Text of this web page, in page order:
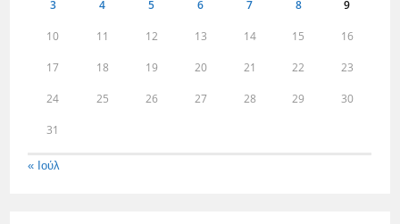
3 4 5 6 7 8 9
10 11 12 13 14 15 16
17 18 19 20 21 22 23
24 25 26 27 28 29 30
31
« Ιούλ